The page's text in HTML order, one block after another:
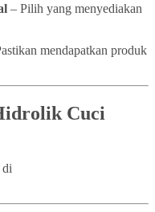
– Pilih yang menyediakan
mendapatkan produk
Cuci
di